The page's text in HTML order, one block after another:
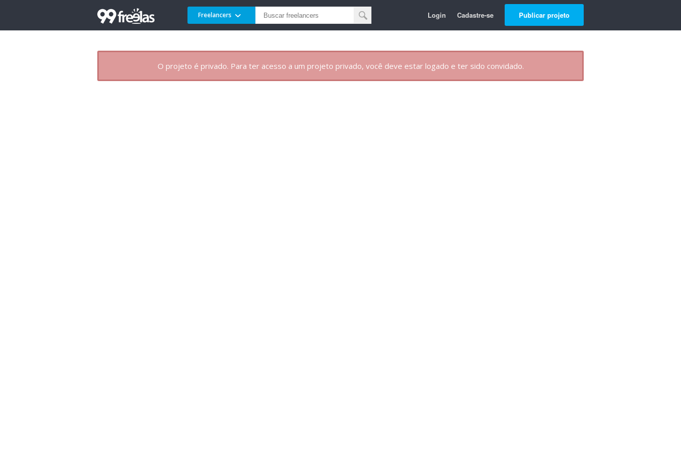
Freelancers Login Cadastre-se Publicar projeto
O projeto é privado. Para ter acesso a um projeto privado, você deve estar logado e ter sido convidado.